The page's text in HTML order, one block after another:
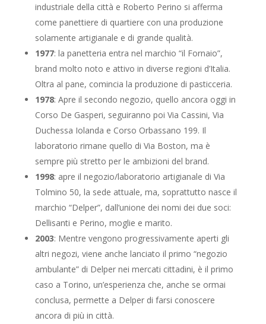
industriale della città e Roberto Perino si afferma
come panettiere di quartiere con una produzione
solamente artigianale e di grande qualità.
1977: la panetteria entra nel marchio “il Fornaio”,
brand molto noto e attivo in diverse regioni d’Italia.
Oltra al pane, comincia la produzione di pasticceria.
1978: Apre il secondo negozio, quello ancora oggi in
Corso De Gasperi, seguiranno poi Via Cassini, Via
Duchessa Iolanda e Corso Orbassano 199. Il
laboratorio rimane quello di Via Boston, ma è
sempre più stretto per le ambizioni del brand.
1998: apre il negozio/laboratorio artigianale di Via
Tolmino 50, la sede attuale, ma, soprattutto nasce il
marchio “Delper”, dall’unione dei nomi dei due soci:
Dellisanti e Perino, moglie e marito.
2003: Mentre vengono progressivamente aperti gli
altri negozi, viene anche lanciato il primo “negozio
ambulante” di Delper nei mercati cittadini, è il primo
caso a Torino, un’esperienza che, anche se ormai
conclusa, permette a Delper di farsi conoscere
ancora di più in città.